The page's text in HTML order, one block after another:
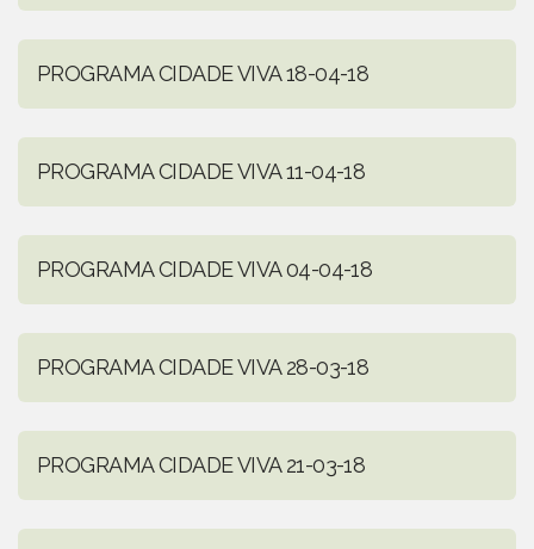
PROGRAMA CIDADE VIVA 18-04-18
PROGRAMA CIDADE VIVA 11-04-18
PROGRAMA CIDADE VIVA 04-04-18
PROGRAMA CIDADE VIVA 28-03-18
PROGRAMA CIDADE VIVA 21-03-18